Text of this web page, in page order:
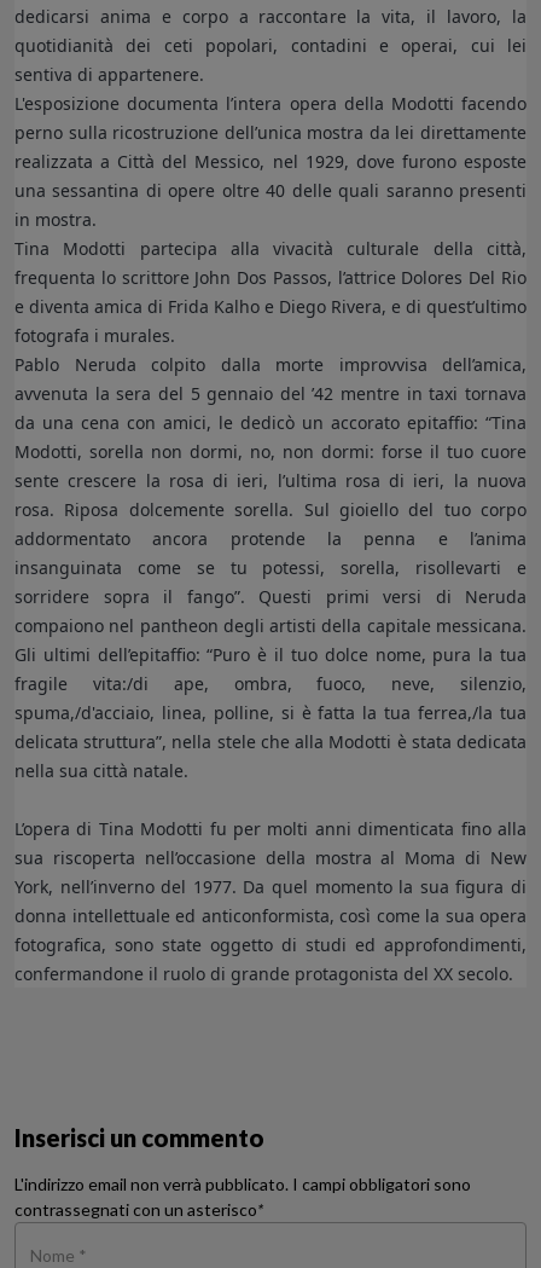
dedicarsi anima e corpo a raccontare la vita, il lavoro, la
quotidianità dei ceti popolari, contadini e operai, cui lei
sentiva di appartenere.
L'esposizione documenta l’intera opera della Modotti facendo
perno sulla ricostruzione dell’unica mostra da lei direttamente
realizzata a Città del Messico, nel 1929, dove furono esposte
una sessantina di opere oltre 40 delle quali saranno presenti
in mostra.
Tina Modotti partecipa alla vivacità culturale della città,
frequenta lo scrittore John Dos Passos, l’attrice Dolores Del Rio
e diventa amica di Frida Kalho e Diego Rivera, e di quest’ultimo
fotografa i murales.
Pablo Neruda colpito dalla morte improvvisa dell’amica,
avvenuta la sera del 5 gennaio del ’42 mentre in taxi tornava
da una cena con amici, le dedicò un accorato epitaffio: “Tina
Modotti, sorella non dormi, no, non dormi: forse il tuo cuore
sente crescere la rosa di ieri, l’ultima rosa di ieri, la nuova
rosa. Riposa dolcemente sorella. Sul gioiello del tuo corpo
addormentato ancora protende la penna e l’anima
insanguinata come se tu potessi, sorella, risollevarti e
sorridere sopra il fango”. Questi primi versi di Neruda
compaiono nel pantheon degli artisti della capitale messicana.
Gli ultimi dell’epitaffio: “Puro è il tuo dolce nome, pura la tua
fragile vita:/di ape, ombra, fuoco, neve, silenzio,
spuma,/d'acciaio, linea, polline, si è fatta la tua ferrea,/la tua
delicata struttura”, nella stele che alla Modotti è stata dedicata
nella sua città natale.
L’opera di Tina Modotti fu per molti anni dimenticata fino alla
sua riscoperta nell’occasione della mostra al Moma di New
York, nell’inverno del 1977. Da quel momento la sua figura di
donna intellettuale ed anticonformista, così come la sua opera
fotografica, sono state oggetto di studi ed approfondimenti,
confermandone il ruolo di grande protagonista del XX secolo.
Inserisci un commento
L'indirizzo email non verrà pubblicato. I campi obbligatori sono
contrassegnati con un asterisco*
Nome *